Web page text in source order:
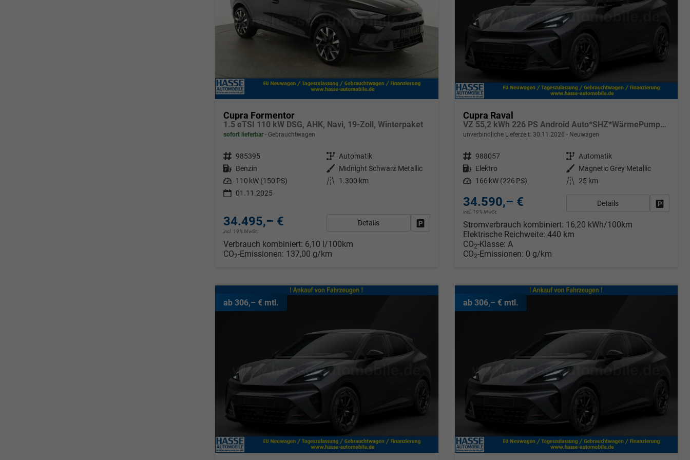
Cupra Formentor
1.5 eTSI 110 kW DSG, AHK, Navi, 19-Zoll, Winterpaket
sofort lieferbar Gebrauchtwagen
Fahrzeugnr. 985395 Getriebe Automatik
Kraftstoff Benzin Außenfarbe
Midnight Schwarz Metallic
Leistung 110 kW (150 PS) Kilometerstand
1.300 km
01.11.2025
34.495,– €
incl. 19% MwSt.
Details Fahrzeug parken
Verbrauch kombiniert: 6,10 l/100km
CO2-Emissionen: 137,00 g/km
Cupra Raval
VZ 55,2 kWh 226 PS Android Auto*SHZ*WärmePumpe*ACC*Kamera*Keyless*2Z Klimaauto*
unverbindliche Lieferzeit: 30.11.2026 Neuwagen
Fahrzeugnr. 988057 Getriebe Automatik
Kraftstoff Elektro Außenfarbe
Magnetic Grey Metallic
Leistung 166 kW (226 PS) Kilometerstand 25 km
34.590,– €
incl. 19% MwSt.
Details
Stromverbrauch kombiniert: 16,20 kWh/100km
Elektrische Reichweite: 440 km
CO2-Klasse: A
CO2-Emissionen: 0 g/km
ab 306,– € mtl. ab 306,– € mtl.